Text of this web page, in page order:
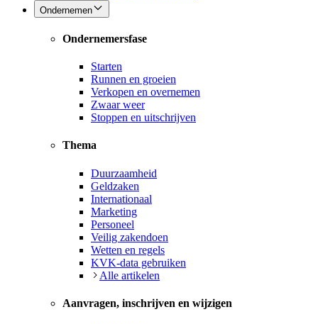
Ondernemen
Ondernemersfase
Starten
Runnen en groeien
Verkopen en overnemen
Zwaar weer
Stoppen en uitschrijven
Thema
Duurzaamheid
Geldzaken
Internationaal
Marketing
Personeel
Veilig zakendoen
Wetten en regels
KVK-data gebruiken
Alle artikelen
Aanvragen, inschrijven en wijzigen